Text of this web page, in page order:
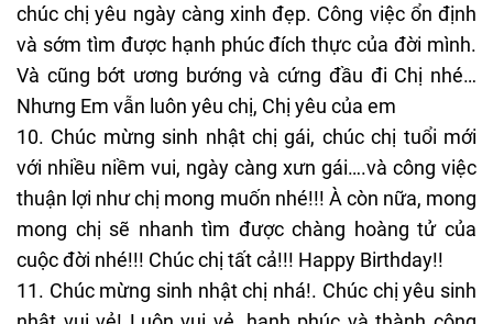
chúc chị yêu ngày càng xinh đẹp. Công việc ổn định
và sớm tìm được hạnh phúc đích thực của đời mình.
Và cũng bớt ương bướng và cứng đầu đi Chị nhé…
Nhưng Em vẫn luôn yêu chị, Chị yêu của em
10. Chúc mừng sinh nhật chị gái, chúc chị tuổi mới
với nhiều niềm vui, ngày càng xưn gái….và công việc
thuận lợi như chị mong muốn nhé!!! À còn nữa, mong
mong chị sẽ nhanh tìm được chàng hoàng tử của
cuộc đời nhé!!! Chúc chị tất cả!!! Happy Birthday!!
11. Chúc mừng sinh nhật chị nhá!. Chúc chị yêu sinh